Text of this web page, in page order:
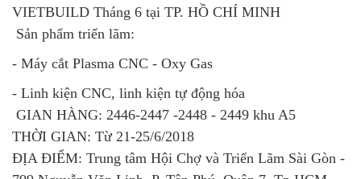
VIETBUILD Tháng 6 tại TP. HỒ CHÍ MINH
Sản phẩm triển lãm:
- Máy cắt Plasma CNC - Oxy Gas
- Linh kiện CNC, linh kiện tự động hóa
GIAN HÀNG: 2446-2447 -2448 - 2449 khu A5
THỜI GIAN: Từ 21-25/6/2018
ĐỊA ĐIỂM: Trung tâm Hội Chợ và Triển Lãm Sài Gòn -